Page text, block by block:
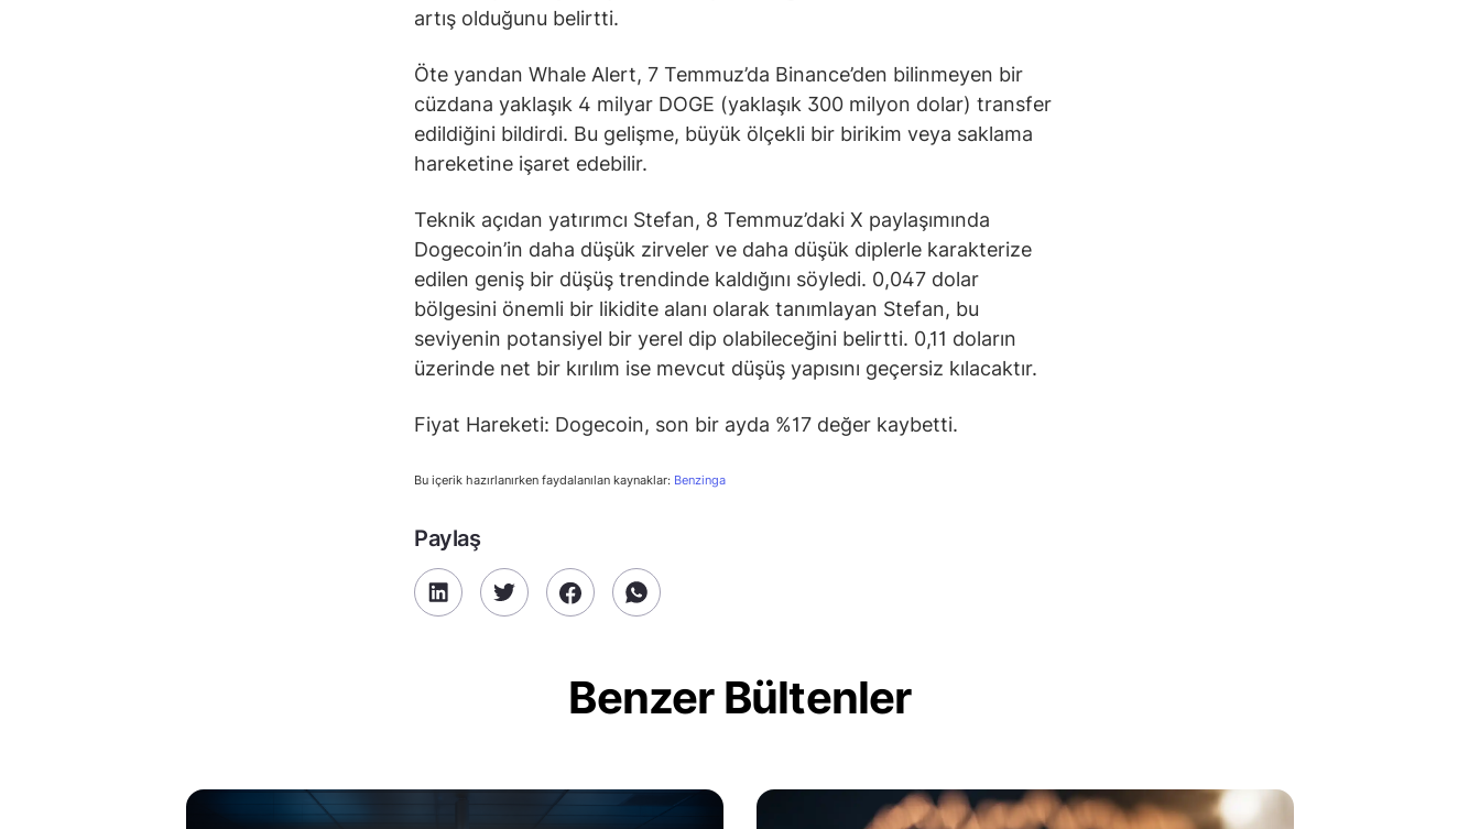
artış olduğunu belirtti.
Öte yandan Whale Alert, 7 Temmuz’da Binance’den bilinmeyen bir
cüzdana yaklaşık 4 milyar DOGE (yaklaşık 300 milyon dolar) transfer
edildiğini bildirdi. Bu gelişme, büyük ölçekli bir birikim veya saklama
hareketine işaret edebilir.
Teknik açıdan yatırımcı Stefan, 8 Temmuz’daki X paylaşımında
Dogecoin’in daha düşük zirveler ve daha düşük diplerle karakterize
edilen geniş bir düşüş trendinde kaldığını söyledi. 0,047 dolar
bölgesini önemli bir likidite alanı olarak tanımlayan Stefan, bu
seviyenin potansiyel bir yerel dip olabileceğini belirtti. 0,11 doların
üzerinde net bir kırılım ise mevcut düşüş yapısını geçersiz kılacaktır.
Fiyat Hareketi: Dogecoin, son bir ayda %17 değer kaybetti.
Bu içerik hazırlanırken faydalanılan kaynaklar: Benzinga
Paylaş
Benzer Bültenler